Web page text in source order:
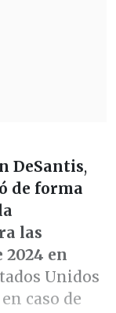
DeSantis,
de forma
las
2024 en
Unidos
en caso de